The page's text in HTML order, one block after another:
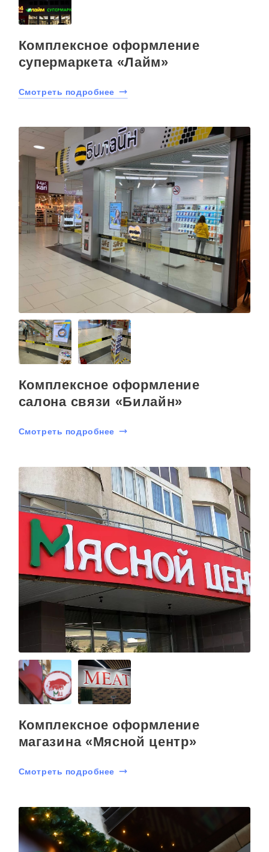
Комплексное оформление
супермаркета «Лайм»
Смотреть подробнее
Комплексное оформление
салона связи «Билайн»
Смотреть подробнее
Комплексное оформление
магазина «Мясной центр»
Смотреть подробнее